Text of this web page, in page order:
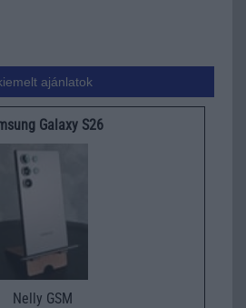
ajánlatok
Galaxy S26
Nelly GSM